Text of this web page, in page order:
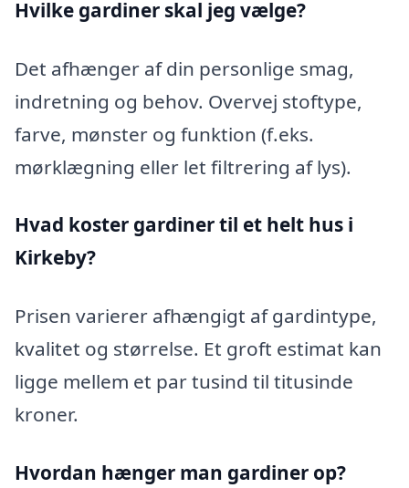
Hvilke gardiner skal jeg vælge?
Det afhænger af din personlige smag,
indretning og behov. Overvej stoftype,
farve, mønster og funktion (f.eks.
mørklægning eller let filtrering af lys).
Hvad koster gardiner til et helt hus i
Kirkeby?
Prisen varierer afhængigt af gardintype,
kvalitet og størrelse. Et groft estimat kan
ligge mellem et par tusind til titusinde
kroner.
Hvordan hænger man gardiner op?